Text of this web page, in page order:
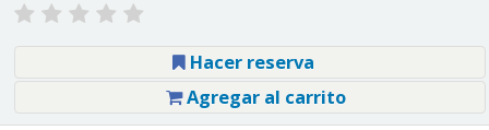
Hacer reserva
Agregar al carrito